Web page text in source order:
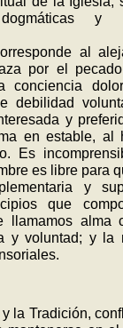
y
al
por el
conciencia
debilidad
y
en estable, al
Es
es libre para
y
que
llamamos alma
y voluntad; y la
la Tradición,